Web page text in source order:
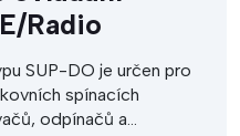
Radio
SUP-DO je určen pro
spínacích
odpínačů a